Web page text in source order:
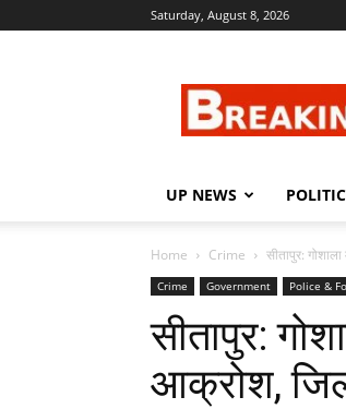
Saturday, August 8, 2026
UP NEWS
Home Crime सीतापुर:
Crime Government Police &
सीतापुर:
आक्रोश,